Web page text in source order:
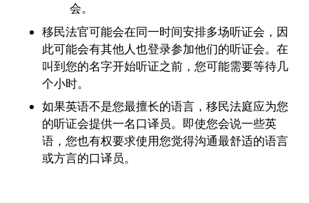
会。
移民法官可能会在同一时间安排多场听证会，因
此可能会有其他人也登录参加他们的听证会。在
叫到您的名字开始听证之前，您可能需要等待几
个小时。
如果英语不是您最擅长的语言，移民法庭应为您
的听证会提供一名口译员。即使您会说一些英
语，您也有权要求使用您觉得沟通最舒适的语言
或方言的口译员。